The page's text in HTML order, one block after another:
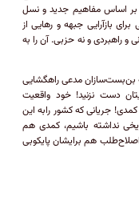
بر اساس مفاهیم جدید و نسل
بازآرایی جبهه و رهایی از
و راهبردی و نه حزبی. آن را به
بن‌بست‌سازان مدعی راهگشایی
دست نزنید! خود واقعیت
کمدی! جریانی که کشور رابه این
نداشته باشیم، کمدی هم
اصلاح‌طلب هم برایشان پایکوبی